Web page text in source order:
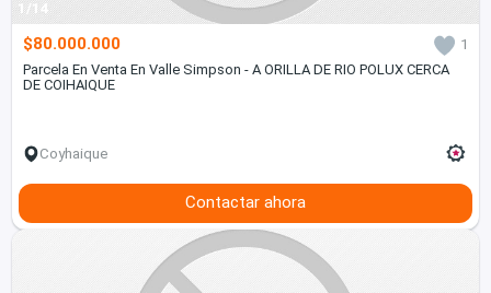
1/14
$80.000.000
1
Parcela En Venta En Valle Simpson - A ORILLA DE RIO POLUX CERCA
DE COIHAIQUE
Coyhaique
Contactar ahora